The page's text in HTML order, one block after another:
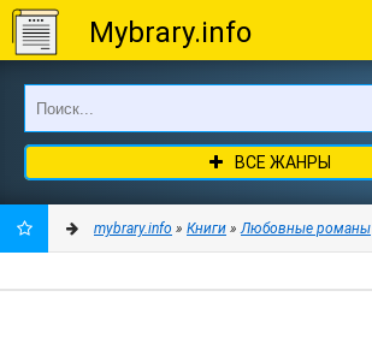
Mybrary.info
ВСЕ ЖАНРЫ
mybrary.info » Книги »Любовные романы